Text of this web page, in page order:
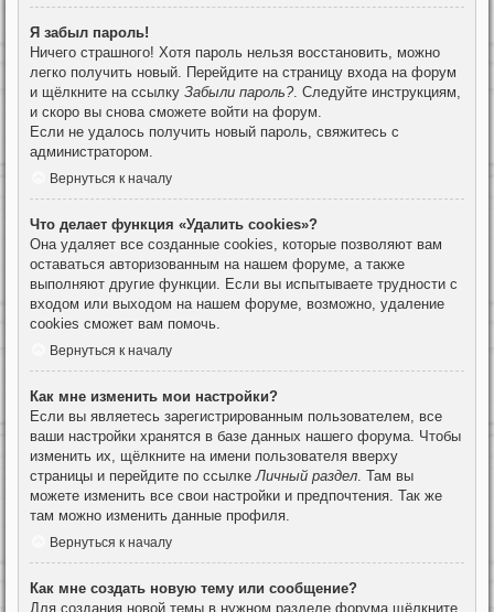
Я забыл пароль!
Ничего страшного! Хотя пароль нельзя восстановить, можно
легко получить новый. Перейдите на страницу входа на форум
и щёлкните на ссылку Забыли пароль?. Следуйте инструкциям,
и скоро вы снова сможете войти на форум.
Если не удалось получить новый пароль, свяжитесь с
администратором.
Вернуться к началу
Что делает функция «Удалить cookies»?
Она удаляет все созданные cookies, которые позволяют вам
оставаться авторизованным на нашем форуме, а также
выполняют другие функции. Если вы испытываете трудности с
входом или выходом на нашем форуме, возможно, удаление
cookies сможет вам помочь.
Вернуться к началу
Как мне изменить мои настройки?
Если вы являетесь зарегистрированным пользователем, все
ваши настройки хранятся в базе данных нашего форума. Чтобы
изменить их, щёлкните на имени пользователя вверху
страницы и перейдите по ссылке Личный раздел . Там вы
можете изменить все свои настройки и предпочтения. Так же
там можно изменить данные профиля.
Вернуться к началу
Как мне создать новую тему или сообщение?
Для создания новой темы в нужном разделе форума щёлкните